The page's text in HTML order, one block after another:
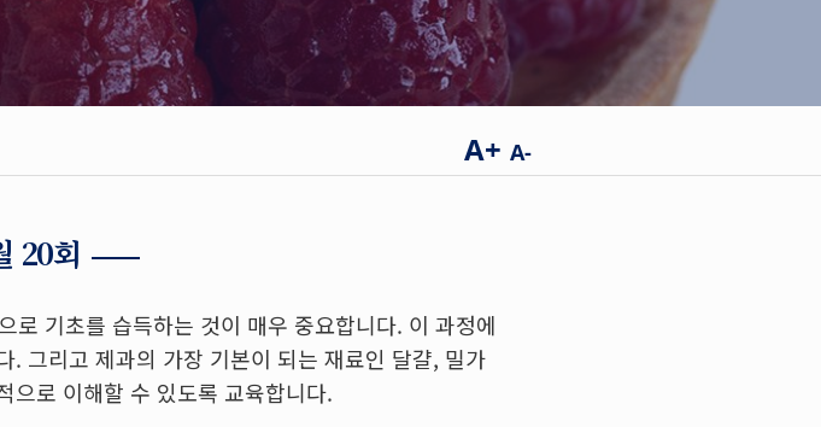
A+ A-
20회
로 기초를 습득하는 것이 매우 중요합니다. 이 과정에
그리고 제과의 가장 기본이 되는 재료인 달걀, 밀가
으로 이해할 수 있도록 교육합니다.